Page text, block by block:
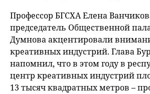
Профессор БГСХА Елена
председатель Общественной
Думнова акцентировали
креативных индустрий. Глава
напомнил, что в этом году в
центр креативных индустрий
13 тысяч квадратных метров –